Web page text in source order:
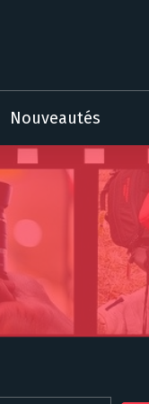
Nouveautés